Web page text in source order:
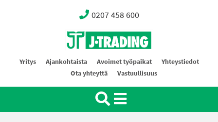
0207 458 600
Oy J-Trading Ab
Yritys Ajankohtaista Avoimet työpaikat
Yhteystiedot
Ota yhteyttä
Vastuullisuus